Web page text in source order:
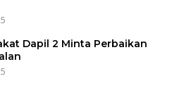
Dapil 2 Minta Perbaikan